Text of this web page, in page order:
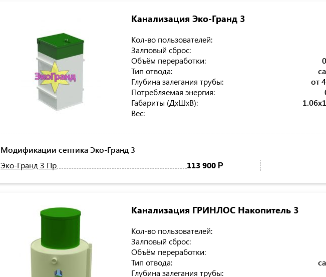
Канализация Эко-Гранд 3
Кол-во пользователей:
Залповый сброс:
Объём переработки:
Тип отвода:
Глубина залегания трубы:
от
Потребляемая энергия:
Габариты (ДхШхВ):
Вес:
Модификации септика Эко-Гранд 3
Эко-Гранд 3 Пр
113 900 Р
Канализация ГРИНЛОС Накопитель 3
Кол-во пользователей:
Залповый сброс:
Объём переработки:
Тип отвода:
Глубина залегания трубы: